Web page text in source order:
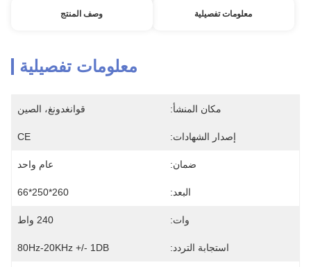
معلومات تفصيلية وصف المنتج
معلومات تفصيلية
مكان المنشأ: قوانغدونغ، الصين
إصدار الشهادات: CE
ضمان: عام واحد
البعد: 260*250*66
وات: 240 واط
استجابة التردد: 80Hz-20KHz +/- 1DB